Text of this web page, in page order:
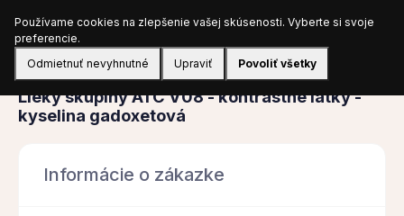
Prihlásiť sa
Obstarávanie
Lieky skupiny ATC V08 - kontrastné látky -
kyselina gadoxetová
Informácie o zákazke
Používame cookies na zlepšenie vašej skúsenosti. Vyberte si svoje
preferencie.
Odmietnuť nevyhnutné
Upraviť Povoliť všetky